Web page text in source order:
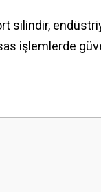
silindir,
işlemlerde
teşekkür ederiz.